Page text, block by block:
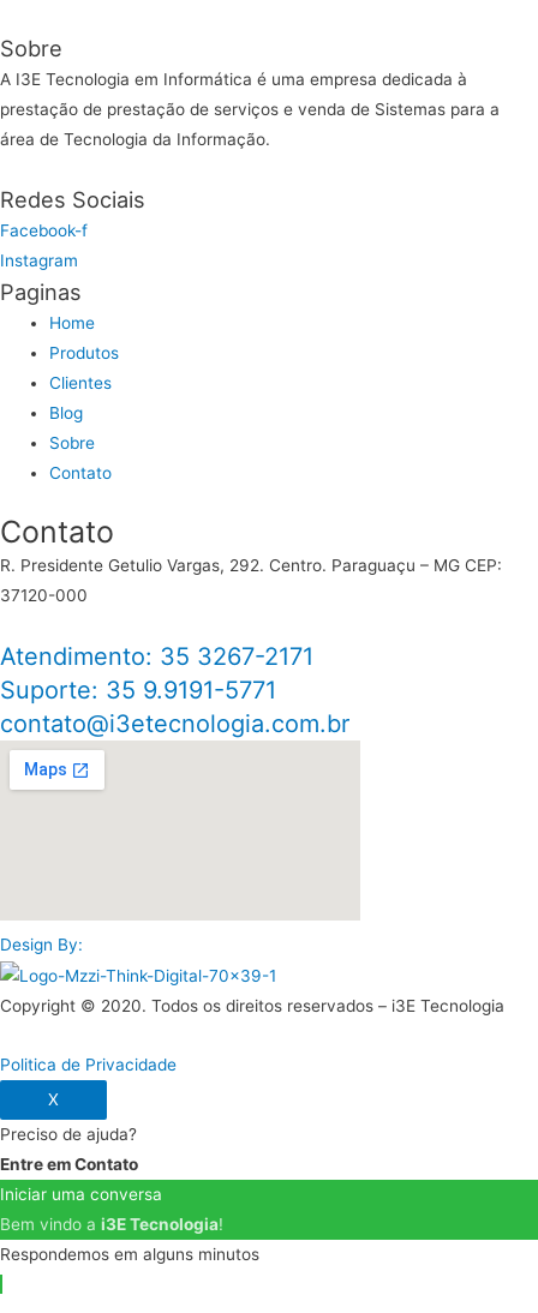
Sobre
A I3E Tecnologia em Informática é uma empresa dedicada à
prestação de prestação de serviços e venda de Sistemas para a
área de Tecnologia da Informação.
Redes Sociais
Facebook-f
Instagram
Paginas
Home
Produtos
Clientes
Blog
Sobre
Contato
Contato
R. Presidente Getulio Vargas, 292. Centro. Paraguaçu – MG CEP:
37120-000
Atendimento: 35 3267-2171
Suporte: 35 9.9191-5771
contato@i3etecnologia.com.br
Design By:
Copyright © 2020. Todos os direitos reservados – i3E Tecnologia
Politica de Privacidade
X
Preciso de ajuda?
Entre em Contato
Iniciar uma conversa
Bem vindo a i3E Tecnologia!
Respondemos em alguns minutos